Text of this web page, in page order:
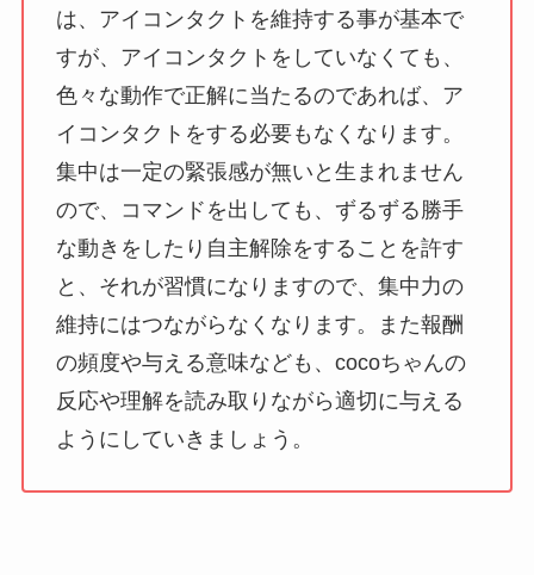
は、アイコンタクトを維持する事が基本で
すが、アイコンタクトをしていなくても、
色々な動作で正解に当たるのであれば、ア
イコンタクトをする必要もなくなります。
集中は一定の緊張感が無いと生まれません
ので、コマンドを出しても、ずるずる勝手
な動きをしたり自主解除をすることを許す
と、それが習慣になりますので、集中力の
維持にはつながらなくなります。また報酬
の頻度や与える意味なども、cocoちゃんの
反応や理解を読み取りながら適切に与える
ようにしていきましょう。